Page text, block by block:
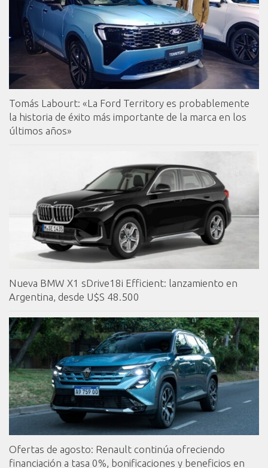
Tomás Labourt: «La Ford Territory es probablemente
la historia de éxito más importante de la marca en los
últimos años»
Nueva BMW X1 sDrive18i Efficient: lanzamiento en
Argentina, desde U$S 48.500
Ofertas de agosto: Renault continúa ofreciendo
financiación a tasa 0%, bonificaciones y beneficios en